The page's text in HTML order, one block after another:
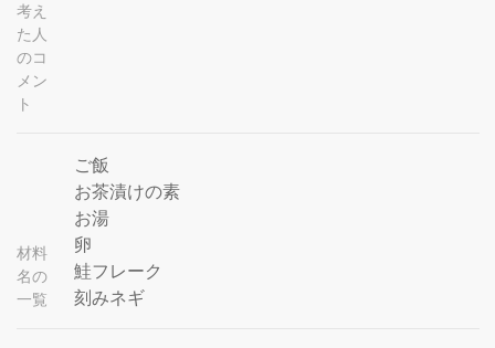
考え
た人
のコ
メン
ト
材料
名の
一覧
ご飯
お茶漬けの素
お湯
卵
鮭フレーク
刻みネギ